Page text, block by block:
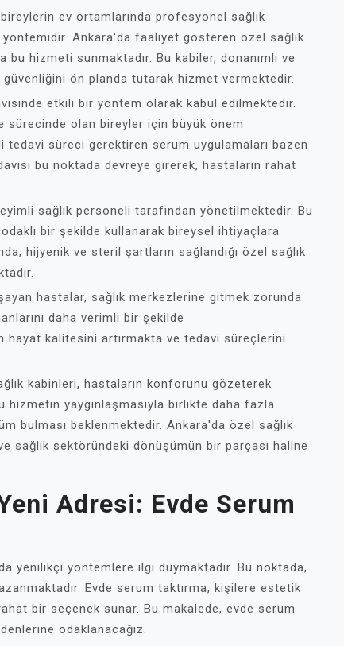
ev ortamlarında profesyonel sağlık
Ankara'da faaliyet gösteren özel sağlık
bu hizmeti sunmaktadır. Bu kabiler, donanımlı ve
ön planda tutarak hizmet vermektedir.
etkili bir yöntem olarak kabul edilmektedir.
sürecinde olan bireyler için büyük önem
tedavi süreci gerektiren serum uygulamaları bazen
bu noktada devreye girerek, hastaların rahat
sağlık personeli tarafından yönetilmektedir. Bu
bir şekilde kullanarak bireysel ihtiyaçlara
hijyenik ve steril şartların sağlandığı özel sağlık
hastalar, sağlık merkezlerine gitmek zorunda
daha verimli bir şekilde
hayat kalitesini artırmakta ve tedavi süreçlerini
kabinleri, hastaların konforunu gözeterek
hizmetin yaygınlaşmasıyla birlikte daha fazla
bulması beklenmektedir. Ankara'da özel sağlık
sağlık sektöründeki dönüşümün bir parçası haline
Adresi: Evde Serum
yenilikçi yöntemlere ilgi duymaktadır. Bu noktada,
Evde serum taktırma, kişilere estetik
bir seçenek sunar. Bu makalede, evde serum
odaklanacağız.